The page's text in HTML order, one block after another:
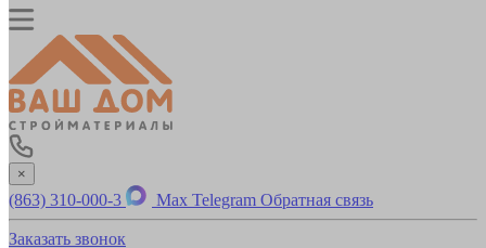
×
(863) 310-000-3 Max Telegram Обратная связь
Заказать звонок